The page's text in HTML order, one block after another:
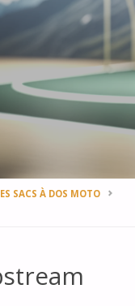
SACS À DOS MOTO